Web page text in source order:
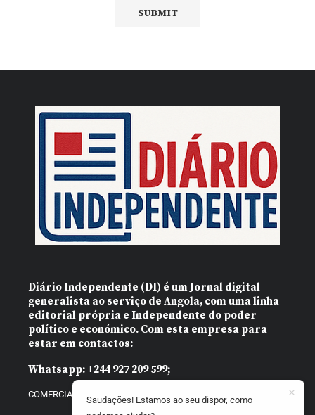
Diário Independente (DI) é um Jornal digital
generalista ao serviço de Angola, com uma linha
editorial própria e Independente do poder
político e económico. Com esta empresa para
estar em contactos:
Whatsapp: +244 927 209 599;
COMERCIAL@DIARIOINDEPENDENTE.INFO
Saudações! Estamos ao seu dispor, como